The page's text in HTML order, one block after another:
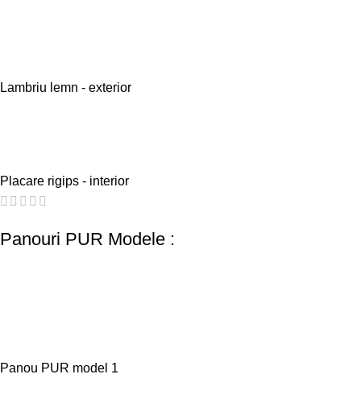
Panouri PUR Modele :
Panou PUR model 1
Lambriu lemn - exterior
Placare rigips - interior